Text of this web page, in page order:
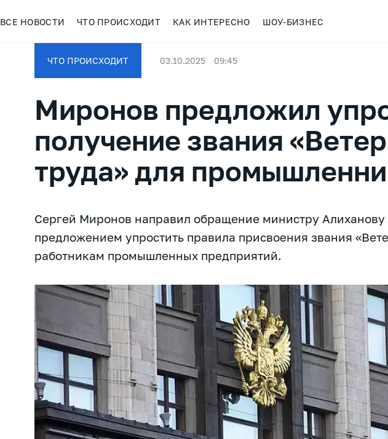
ВСЕ НОВОСТИ ЧТО ПРОИСХОДИТ КАК ИНТЕРЕСНО ШОУ-БИЗНЕС
ЧТО ПРОИСХОДИТ 03.10.2025 09:45
Миронов предложил
получение звания
труда» для
Сергей Миронов направил обращение министру Алиханову
предложением упростить правила присвоения звания
работникам промышленных предприятий.